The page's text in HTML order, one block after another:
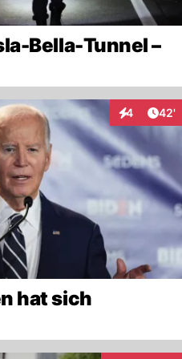
Bella-Tunnel –
4 42'
hat sich